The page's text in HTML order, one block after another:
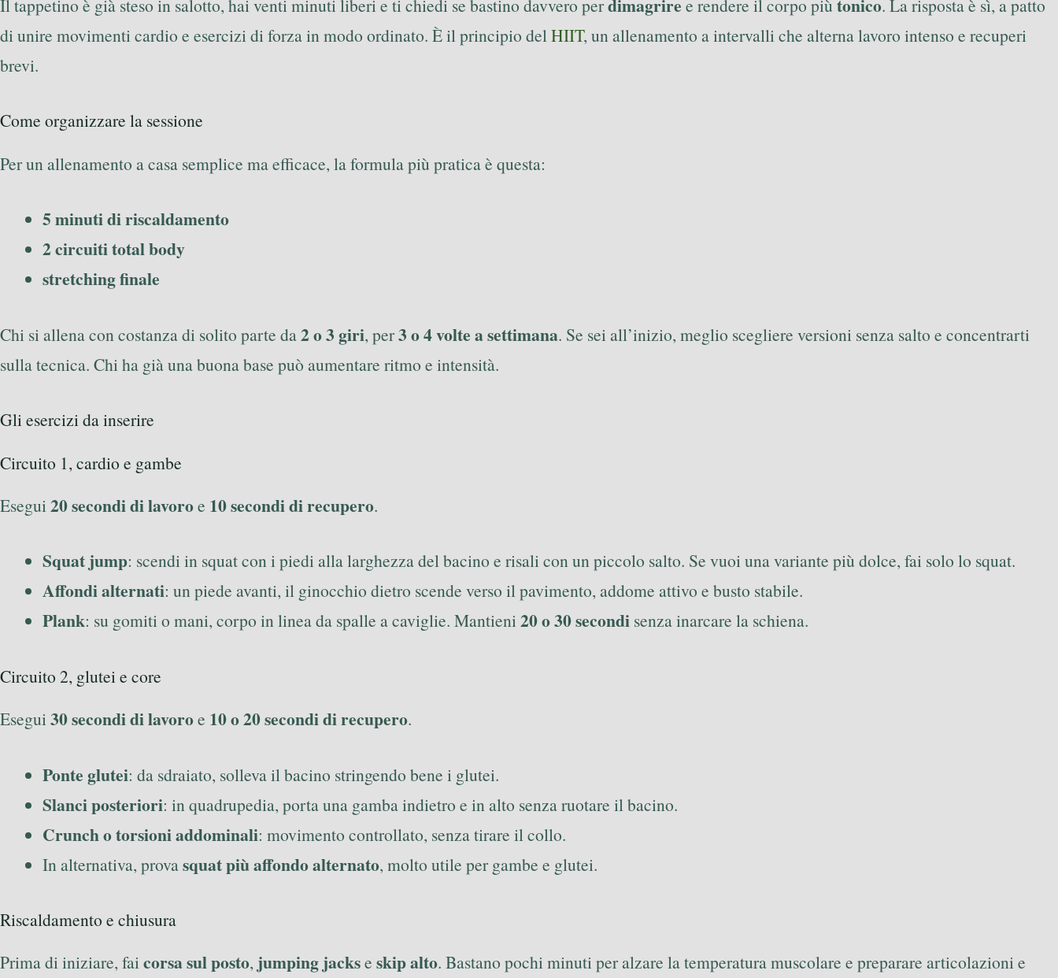
Il tappetino è già steso in salotto, hai venti minuti liberi e ti chiedi se bastino davvero perdimagrire e rendere il corpo più tonico. La risposta è sì, a patto
di unire movimenti cardio e esercizi di forza in modo ordinato. È il principio delHIIT, un allenamento a intervalli che alterna lavoro intenso e recuperi
brevi.
Come organizzare la sessione
Per un allenamento a casa semplice ma efficace, la formula più pratica è questa:
5 minuti di riscaldamento
2 circuiti total body
stretching finale
Chi si allena con costanza di solito parte da2 o 3 giri, per3 o 4 volte a settimana. Se sei all’inizio, meglio scegliere versioni senza salto e concentrarti
sulla tecnica. Chi ha già una buona base può aumentare ritmo e intensità.
Gli esercizi da inserire
Circuito 1, cardio e gambe
Esegui20 secondi di lavoroe 10 secondi di recupero.
Squat jump: scendi in squat con i piedi alla larghezza del bacino e risali con un piccolo salto. Se vuoi una variante più dolce, fai solo lo squat.
Affondi alternati: un piede avanti, il ginocchio dietro scende verso il pavimento, addome attivo e busto stabile.
Plank: su gomiti o mani, corpo in linea da spalle a caviglie. Mantieni20 o 30 secondi senza inarcare la schiena.
Circuito 2, glutei e core
Esegui30 secondi di lavoroe 10 o 20 secondi di recupero.
Ponte glutei: da sdraiato, solleva il bacino stringendo bene i glutei.
Slanci posteriori: in quadrupedia, porta una gamba indietro e in alto senza ruotare il bacino.
Crunch o torsioni addominali: movimento controllato, senza tirare il collo.
In alternativa, provasquat più affondo alternato, molto utile per gambe e glutei.
Riscaldamento e chiusura
Prima di iniziare, faicorsa sul posto, jumping jackse skip alto. Bastano pochi minuti per alzare la temperatura muscolare e preparare articolazioni e